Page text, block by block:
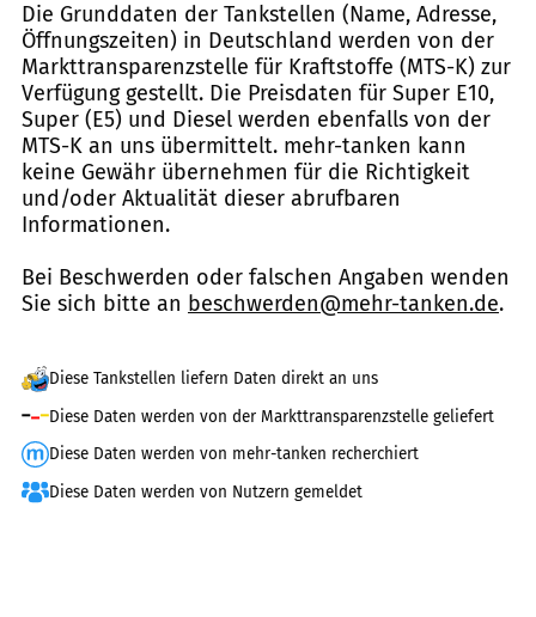
Die Grunddaten der Tankstellen (Name, Adresse,
Öffnungszeiten) in Deutschland werden von der
Markttransparenzstelle für Kraftstoffe (MTS-K) zur
Verfügung gestellt. Die Preisdaten für Super E10,
Super (E5) und Diesel werden ebenfalls von der
MTS-K an uns übermittelt. mehr-tanken kann
keine Gewähr übernehmen für die Richtigkeit
und/oder Aktualität dieser abrufbaren
Informationen.
Bei Beschwerden oder falschen Angaben wenden
Sie sich bitte an beschwerden@mehr-tanken.de.
Diese Tankstellen liefern Daten direkt an uns
Diese Daten werden von der Markttransparenzstelle geliefert
Diese Daten werden von mehr-tanken recherchiert
Diese Daten werden von Nutzern gemeldet